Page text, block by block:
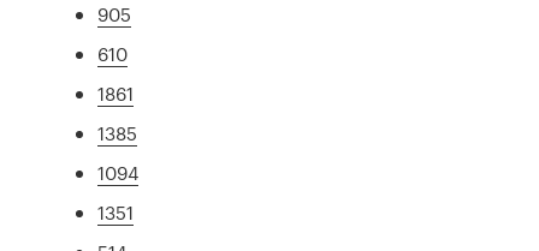
905
610
1861
1385
1094
1351